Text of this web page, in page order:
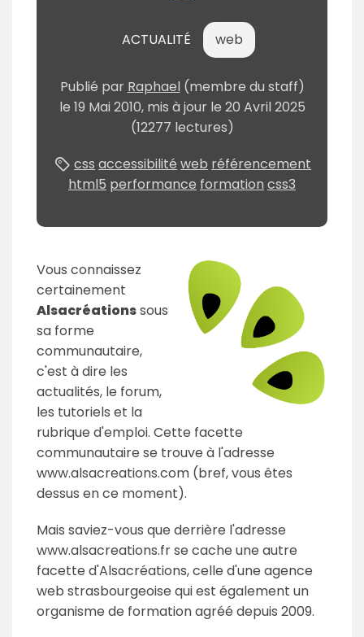
ACTUALITÉ web
Publié par Raphael (membre du staff)
le 19 Mai 2010, mis à jour le 20 Avril 2025
(12277 lectures)
css accessibilité web référencement
html5 performance formation css3
Vous connaissez
certainement
Alsacréationssous
sa forme
communautaire,
c'est à dire les
actualités, le forum,
les tutoriels et la
rubrique d'emploi. Cette facette
communautaire se trouve à l'adresse
www.alsacreations.com (bref, vous êtes
dessus en ce moment).
Mais saviez-vous que derrière l'adresse
www.alsacreations.fr se cache une autre
facette d'Alsacréations, celle d'une agence
web strasbourgeoise qui est également un
organisme de formation agréé depuis 2009.